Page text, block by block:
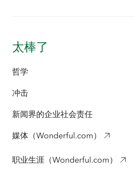
太棒了
哲学
冲击
新闻界的企业社会责任
媒体（Wonderful.com）
职业生涯（Wonderful.com）